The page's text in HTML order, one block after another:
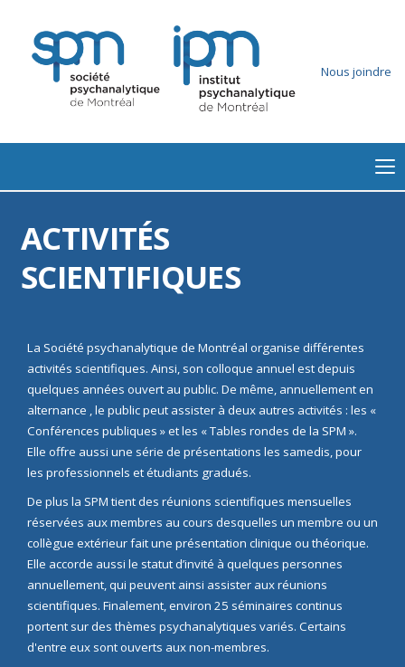
Nous joindre
ACTIVITÉS
SCIENTIFIQUES
La Société psychanalytique de Montréal organise différentes
activités scientifiques. Ainsi, son colloque annuel est depuis
quelques années ouvert au public. De même, annuellement en
alternance , le public peut assister à deux autres activités : les «
Conférences publiques » et les « Tables rondes de la SPM ».
Elle offre aussi une série de présentations les samedis, pour
les professionnels et étudiants gradués.
De plus la SPM tient des réunions scientifiques mensuelles
réservées aux membres au cours desquelles un membre ou un
collègue extérieur fait une présentation clinique ou théorique.
Elle accorde aussi le statut d’invité à quelques personnes
annuellement, qui peuvent ainsi assister aux réunions
scientifiques. Finalement, environ 25 séminaires continus
portent sur des thèmes psychanalytiques variés. Certains
d'entre eux sont ouverts aux non-membres.